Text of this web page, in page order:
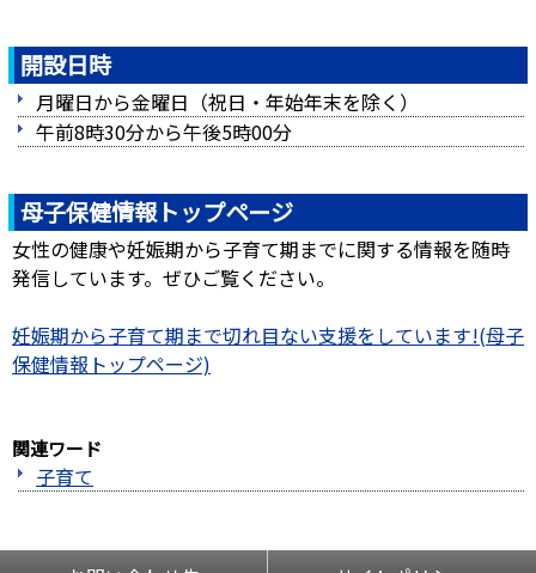
開設日時
月曜日から金曜日（祝日・年始年末を除く）
午前8時30分から午後5時00分
母子保健情報トップページ
女性の健康や妊娠期から子育て期までに関する情報を随時
発信しています。ぜひご覧ください。
妊娠期から子育て期まで切れ目ない支援をしています!(母子
保健情報トップページ)
関連ワード
子育て